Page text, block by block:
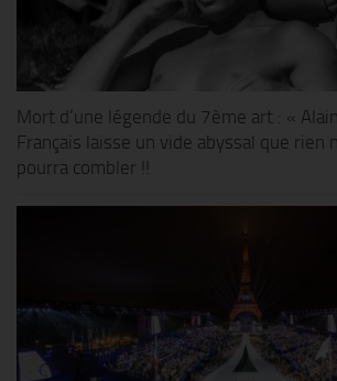
Mort d’une légende du 7ème art : «
Français laisse un vide abyssal que rien
pourra combler !!